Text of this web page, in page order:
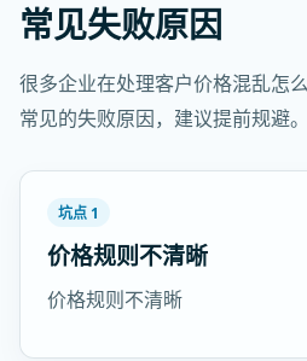
常见失败原因
很多企业在处理客户价格混乱怎
常见的失败原因，建议提前规避。
坑点 1
价格规则不清晰
价格规则不清晰